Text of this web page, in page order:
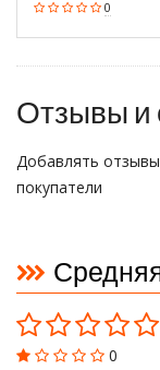
0
Отзывы и
Добавлять
покупатели
0